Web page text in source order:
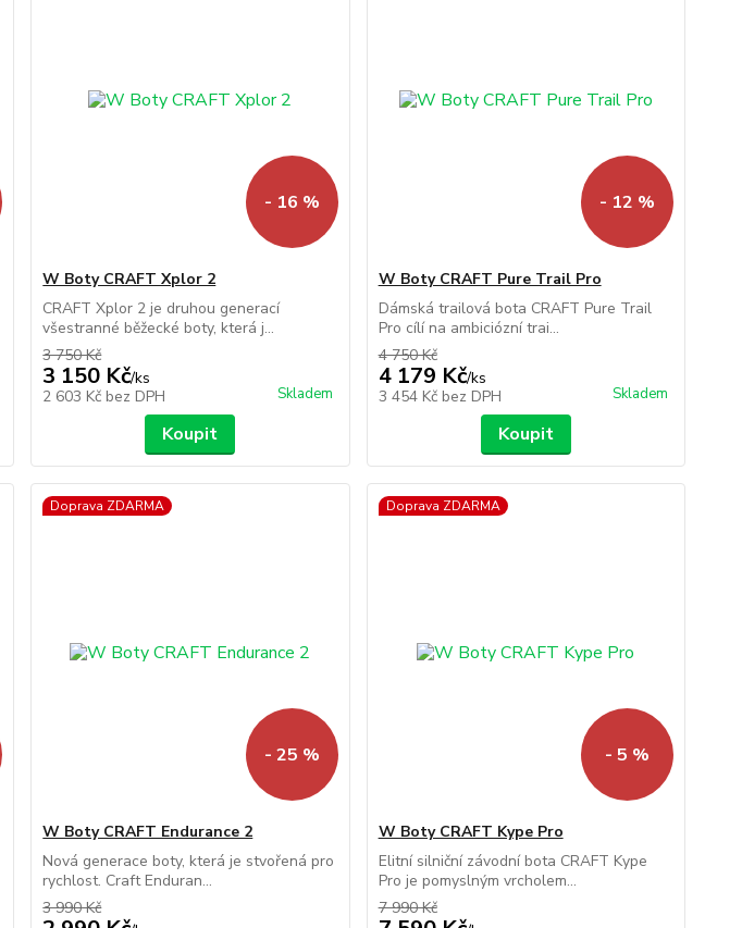
- 16 %
W Boty CRAFT Xplor 2
CRAFT Xplor 2 je druhou generací
všestranné běžecké boty, která j...
3 750 Kč
3 150 Kč/ks
2 603 Kč bez DPH Skladem
Koupit
- 12 %
W Boty CRAFT Pure Trail Pro
Dámská trailová bota CRAFT Pure Trail
Pro cílí na ambiciózní trai...
4 750 Kč
4 179 Kč/ks
3 454 Kč bez DPH Skladem
Koupit
Doprava ZDARMA
- 25 %
W Boty CRAFT Endurance 2
Nová generace boty, která je stvořená pro
rychlost. Craft Enduran...
3 990 Kč
Doprava ZDARMA
- 5 %
W Boty CRAFT Kype Pro
Elitní silniční závodní bota CRAFT Kype
Pro je pomyslným vrcholem...
7 990 Kč